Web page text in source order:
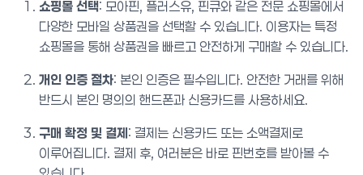
쇼핑몰 선택: 모아핀, 플러스유, 핀큐와 같은 전문 쇼핑몰에서
다양한 모바일 상품권을 선택할 수 있습니다. 이용자는 특정
쇼핑몰을 통해 상품권을 빠르고 안전하게 구매할 수 있습니다.
개인 인증 절차: 본인 인증은 필수입니다. 안전한 거래를 위해
반드시 본인 명의의 핸드폰과 신용카드를 사용하세요.
구매 확정 및 결제: 결제는 신용카드 또는 소액결제로
이루어집니다. 결제 후, 여러분은 바로 핀번호를 받아볼 수